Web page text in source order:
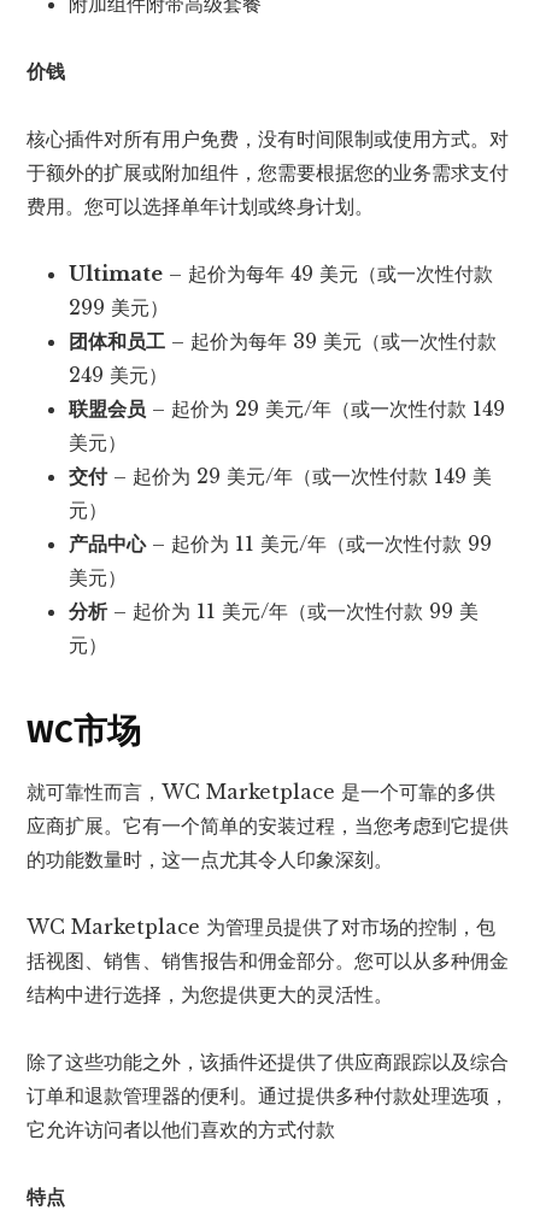
价钱
核心插件对所有用户免费，没有时间限制或使用方式。对
于额外的扩展或附加组件，您需要根据您的业务需求支付
费用。您可以选择单年计划或终身计划。
Ultimate – 起价为每年 49 美元（或一次性付款
299 美元）
团体和员工 – 起价为每年 39 美元（或一次性付款
249 美元）
联盟会员 – 起价为 29 美元/年（或一次性付款 149
美元）
交付– 起价为 29 美元/年（或一次性付款 149 美
元）
产品中心– 起价为 11 美元/年（或一次性付款 99
美元）
分析– 起价为 11 美元/年（或一次性付款 99 美
元）
WC市场
就可靠性而言，WC Marketplace 是一个可靠的多供
应商扩展。它有一个简单的安装过程，当您考虑到它提供
的功能数量时，这一点尤其令人印象深刻。
WC Marketplace 为管理员提供了对市场的控制，包
括视图、销售、销售报告和佣金部分。您可以从多种佣金
结构中进行选择，为您提供更大的灵活性。
除了这些功能之外，该插件还提供了供应商跟踪以及综合
订单和退款管理器的便利。通过提供多种付款处理选项，
它允许访问者以他们喜欢的方式付款
特点